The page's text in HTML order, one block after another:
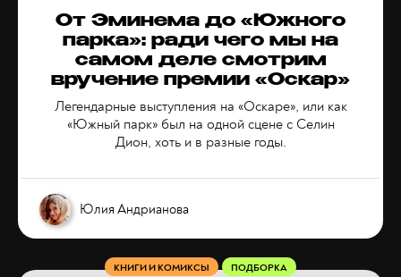
От Эминема до «Южного
парка»: ради чего мы на
самом деле смотрим
вручение премии «Оскар»
Легендарные выступления на «Оскаре», или как
«Южный парк» был на одной сцене с Селин
Дион, хоть и в разные годы.
Юлия Андрианова
КНИГИ И КОМИКСЫ ПОДБОРКА